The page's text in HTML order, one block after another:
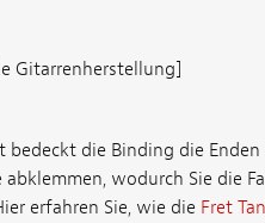
Gitarrenherstellung]
die Binding die Enden
wodurch Sie die
erfahren Sie, wie die Fret